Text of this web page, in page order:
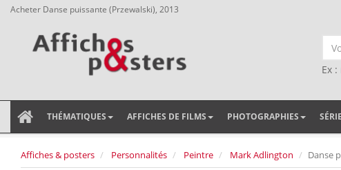
Acheter Danse puissante (Przewalski), 2013
Ex
THÉMATIQUES AFFICHES DE FILMS PHOTOGRAPHIES
Affiches & posters Personnalités Peintre Mark Adlington Danse